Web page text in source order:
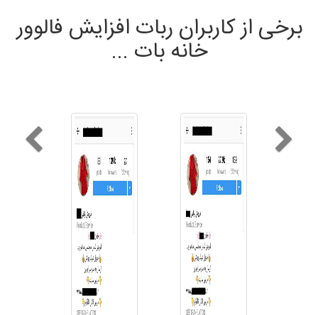
برخی از کاربران ربات افزایش فالوور
خانه بات ...